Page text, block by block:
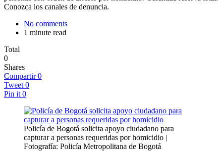
Conozca los canales de denuncia.
No comments
1 minute read
Total
0
Shares
Compartir 0
Tweet 0
Pin it 0
Policía de Bogotá solicita apoyo ciudadano para
capturar a personas requeridas por homicidio |
Fotografía: Policía Metropolitana de Bogotá